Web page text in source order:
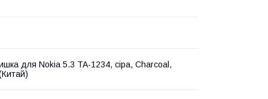
для Nokia 5.3 TA-1234, сіра, Charcoal,